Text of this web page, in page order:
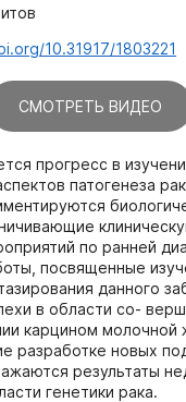
10.31917/1803221
СМОТРЕТЬ ВИДЕО
прогресс в
патогенеза
по ранней
посвященные
данного
в области со-
карцином молочной
разработке новых
результаты
генетики рака.